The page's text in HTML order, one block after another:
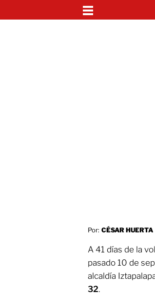
Por: CÉSAR HUERTA
A 41 días de la
pasado 10 de
alcaldía
32.